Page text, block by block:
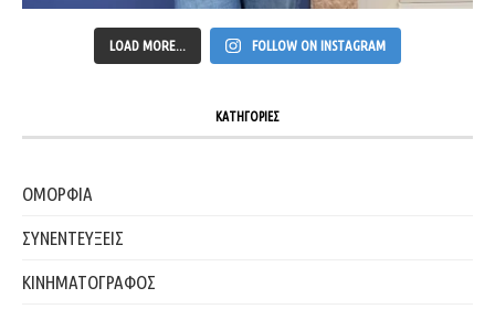
LOAD MORE... FOLLOW ON INSTAGRAM
ΚΑΤΗΓΟΡΙΕΣ
ΟΜΟΡΦΙΑ
ΣΥΝΕΝΤΕΥΞΕΙΣ
ΚΙΝΗΜΑΤΟΓΡΑΦΟΣ